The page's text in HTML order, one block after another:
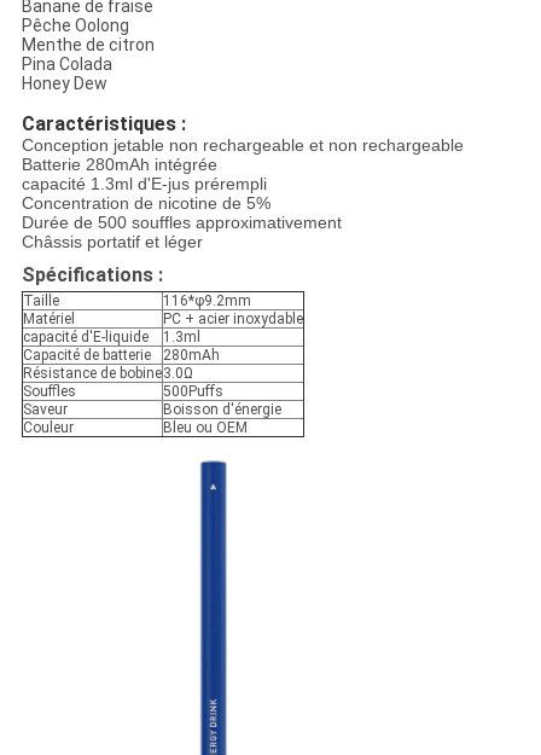
Banane de fraise
Pêche Oolong
Menthe de citron
Pina Colada
Honey Dew
Caractéristiques :
Conception jetable non rechargeable et non rechargeable
Batterie 280mAh intégrée
capacité 1.3ml d'E-jus prérempli
Concentration de nicotine de 5%
Durée de 500 souffles approximativement
Châssis portatif et léger
Spécifications :
Taille
116*φ9.2mm
Matériel
PC + acier inoxydable
capacité d'E-liquide
1.3ml
Capacité de batterie
280mAh
Résistance de bobine3.0Ω
Souffles
500Puffs
Saveur
Boisson d'énergie
Couleur
Bleu ou OEM